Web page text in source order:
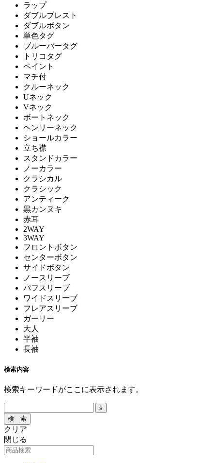
ラップ
ダブルブレスト
ダブルボタン
単色タグ
ブルーバータグ
トリコタグ
ペイント
マチ付
クルーネック
Uネック
Vネック
ボートネック
ヘンリーネック
ショールカラー
立ち襟
スタンドカラー
ノーカラー
クラシカル
クラシック
アンティーク
黒カンヌキ
赤耳
2WAY
3WAY
フロントボタン
センターボタン
サイドボタン
ノースリーブ
パフスリーブ
ワイドスリーブ
フレアスリーブ
ガーリー
大人
半袖
長袖
検索内容
検索キーワードがここに表示されます。
クリア
閉じる